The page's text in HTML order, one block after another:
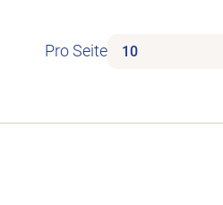
Pro Seite 10